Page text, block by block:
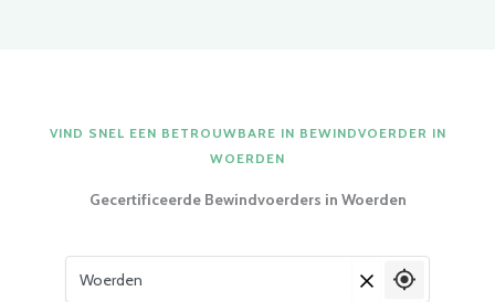
VIND SNEL EEN BETROUWBARE IN BEWINDVOERDER IN
WOERDEN
Gecertificeerde Bewindvoerders in Woerden
Vul je woonplaats in